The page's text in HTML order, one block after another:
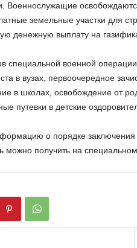
Военнослужащие
земельные участки для
денежную выплату на
специальной военной
в вузах, первоочередное
в школах, освобождение от
путевки в детские
о порядке заключения
можно получить на специальном